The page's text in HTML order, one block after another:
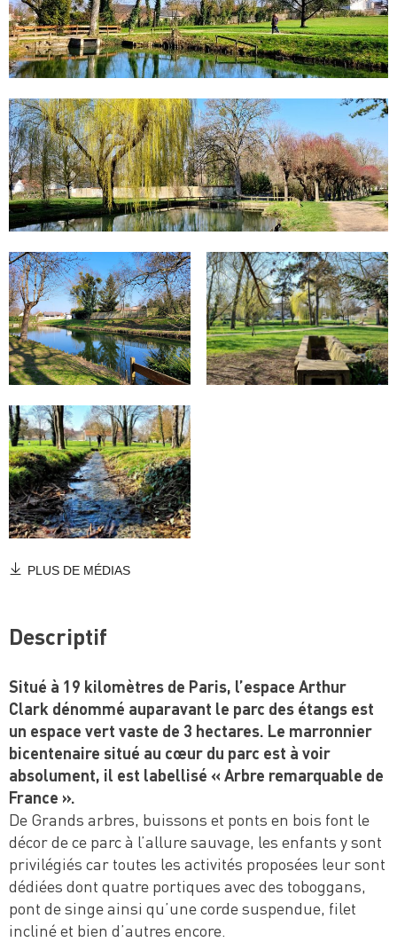
PLUS DE MÉDIAS
Descriptif
Situé à 19 kilomètres de Paris, l’espace Arthur
Clark dénommé auparavant le parc des étangs est
un espace vert vaste de 3 hectares. Le marronnier
bicentenaire situé au cœur du parc est à voir
absolument, il est labellisé « Arbre remarquable de
France ».
De Grands arbres, buissons et ponts en bois font le
décor de ce parc à l’allure sauvage, les enfants y sont
privilégiés car toutes les activités proposées leur sont
dédiées dont quatre portiques avec des toboggans,
pont de singe ainsi qu’une corde suspendue, filet
incliné et bien d’autres encore.